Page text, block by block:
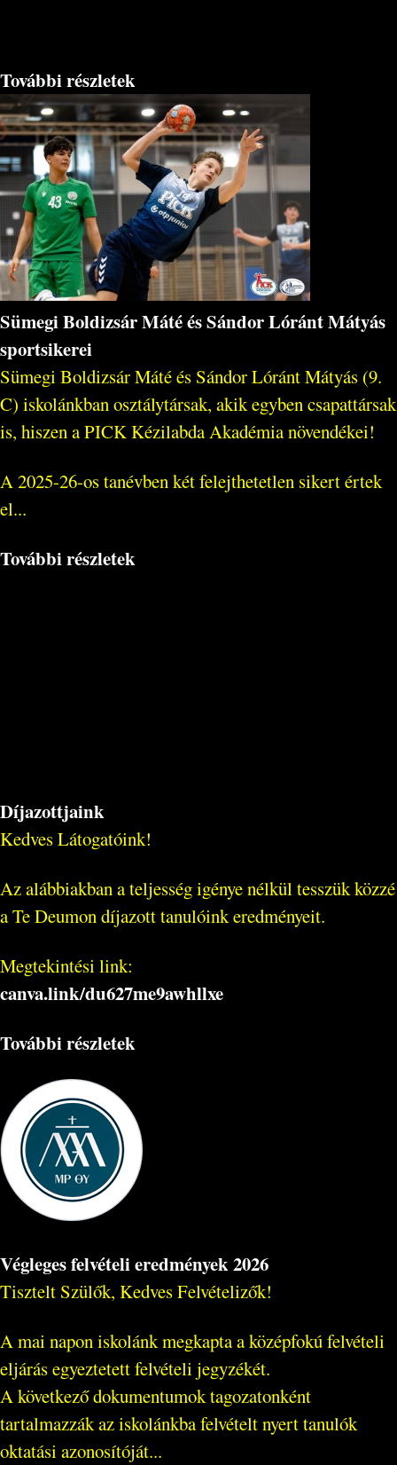
További részletek
Sümegi Boldizsár Máté és Sándor Lóránt Mátyás
sportsikerei
Sümegi Boldizsár Máté és Sándor Lóránt Mátyás (9.
C) iskolánkban osztálytársak, akik egyben csapattársak
is, hiszen a PICK Kézilabda Akadémia növendékei!
A 2025-26-os tanévben két felejthetetlen sikert értek
el...
További részletek
Díjazottjaink
Kedves Látogatóink!
Az alábbiakban a teljesség igénye nélkül tesszük közzé
a Te Deumon díjazott tanulóink eredményeit.
Megtekintési link:
canva.link/du627me9awhllxe
További részletek
Végleges felvételi eredmények 2026
Tisztelt Szülők, Kedves Felvételizők!
A mai napon iskolánk megkapta a középfokú felvételi
eljárás egyeztetett felvételi jegyzékét.
A következő dokumentumok tagozatonként
tartalmazzák az iskolánkba felvételt nyert tanulók
oktatási azonosítóját...